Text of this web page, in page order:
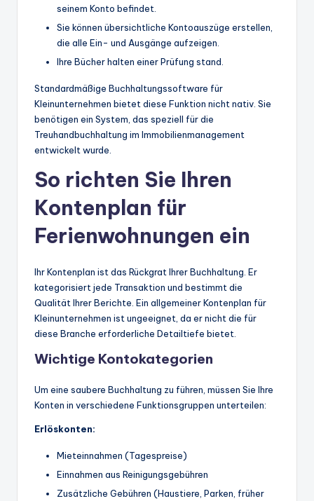
seinem Konto befindet.
Sie können übersichtliche Kontoauszüge erstellen,
die alle Ein- und Ausgänge aufzeigen.
Ihre Bücher halten einer Prüfung stand.
Standardmäßige Buchhaltungssoftware für
Kleinunternehmen bietet diese Funktion nicht nativ. Sie
benötigen ein System, das speziell für die
Treuhandbuchhaltung im Immobilienmanagement
entwickelt wurde.
So richten Sie Ihren
Kontenplan für
Ferienwohnungen ein
Ihr Kontenplan ist das Rückgrat Ihrer Buchhaltung. Er
kategorisiert jede Transaktion und bestimmt die
Qualität Ihrer Berichte. Ein allgemeiner Kontenplan für
Kleinunternehmen ist ungeeignet, da er nicht die für
diese Branche erforderliche Detailtiefe bietet.
Wichtige Kontokategorien
Um eine saubere Buchhaltung zu führen, müssen Sie Ihre
Konten in verschiedene Funktionsgruppen unterteilen:
Erlöskonten:
Mieteinnahmen (Tagespreise)
Einnahmen aus Reinigungsgebühren
Zusätzliche Gebühren (Haustiere, Parken, früher